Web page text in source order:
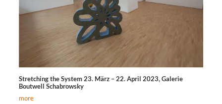
Stretching the System 23. März – 22. April 2023, Galerie
Boutwell Schabrowsky
more